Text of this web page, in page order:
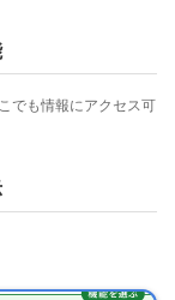
でも情報にアクセス可